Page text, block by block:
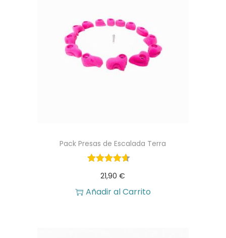
Pack Presas de Escalada Terra
21,90€
Añadir al Carrito